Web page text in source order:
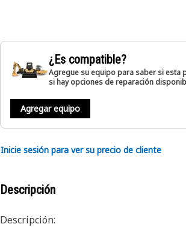
¿Es compatible?
Agregue su equipo para saber si esta
si hay opciones de reparación
Agregar equipo
Inicie sesión para ver su precio de cliente
Descripción
Descripción: